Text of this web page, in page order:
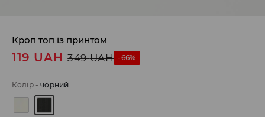
Кроп топ із принтом
119 UAH 349 UAH -66%
Колір-чорний